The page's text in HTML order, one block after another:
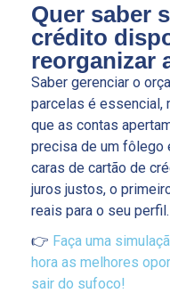
Quer saber
crédito
reorganizar
Saber gerenciar o
parcelas é essencial,
que as contas
precisa de um fôlego
caras de cartão de
juros justos, o
reais para o seu perfil.
👉 Faça uma
hora as melhores
sair do sufoco!